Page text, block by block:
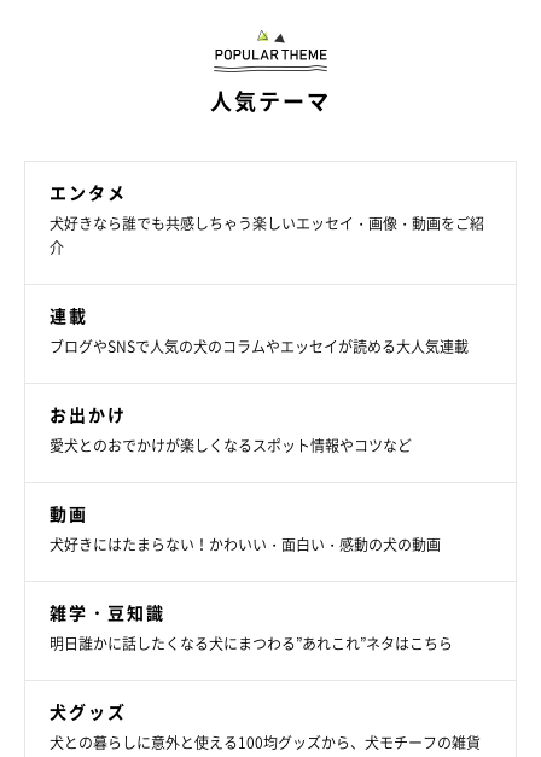
のあとテーブルに向かってキャンキャン鳴き出した」
「散歩中に、『かわいいね』 と声をかけられて振り返り、また
（笑）」
「凍ったベンチに飛び乗り、そのままツルーっと滑って、そのま
まのかたちで降りたこと」
「よく芝生の上で仰向けになり背中をなすりつけるのですが、
人気テーマ
エンタメ
犬好きなら誰でも共感しちゃう楽しいエッセイ・画像・動画をご紹
介
連載
ブログやSNSで人気の犬のコラムやエッセイが読める大人気連載
お出かけ
愛犬とのおでかけが楽しくなるスポット情報やコツなど
動画
犬好きにはたまらない！かわいい・面白い・感動の犬の動画
雑学・豆知識
明日誰かに話したくなる犬にまつわる”あれこれ”ネタはこちら
犬グッズ
犬との暮らしに意外と使える100均グッズから、犬モチーフの雑貨